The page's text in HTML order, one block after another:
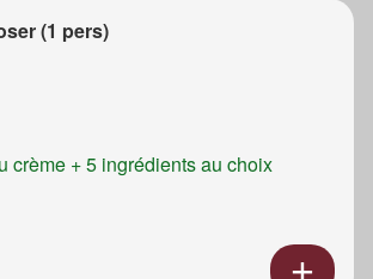
(1 pers)
crème + 5 ingrédients au choix